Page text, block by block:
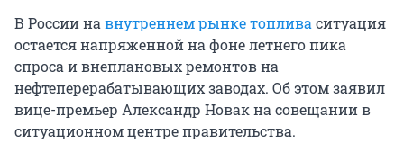
В России навнутреннем рынке топливаситуация
остается напряженной на фоне летнего пика
спроса и внеплановых ремонтов на
нефтеперерабатывающих заводах. Об этом заявил
вице-премьер Александр Новак на совещании в
ситуационном центре правительства.